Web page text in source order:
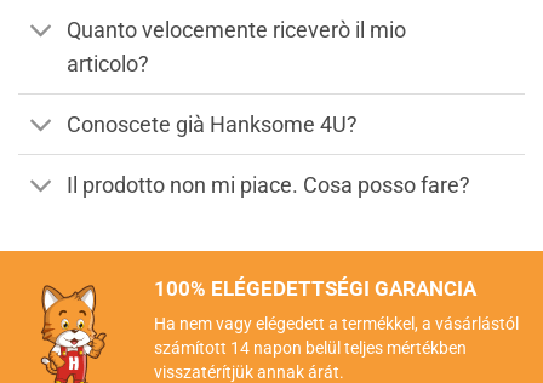
Quanto velocemente riceverò il mio
articolo?
Conoscete già Hanksome 4U?
Il prodotto non mi piace. Cosa posso fare?
100% ELÉGEDETTSÉGI GARANCIA
Ha nem vagy elégedett a termékkel, a vásárlástól
számított 14 napon belül teljes mértékben
visszatérítjük annak árát.